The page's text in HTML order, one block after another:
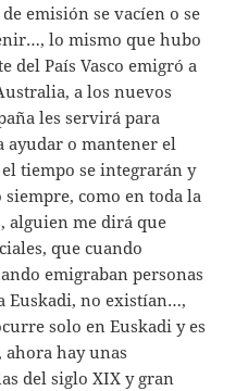
emisión se vacíen o se
lo mismo que hubo
del País Vasco emigró a
a los nuevos
les servirá para
ayudar o mantener el
tiempo se integrarán y
siempre, como en toda la
alguien me dirá que
que cuando
emigraban personas
Euskadi, no existían…,
solo en Euskadi y es
hay unas
del siglo XIX y gran